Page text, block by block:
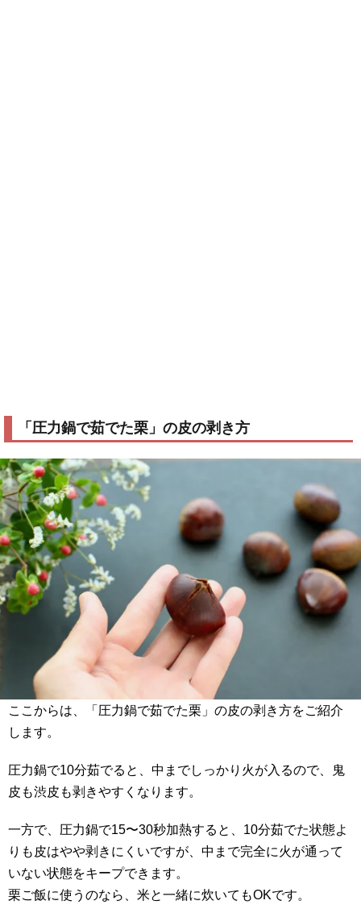
「圧力鍋で茹でた栗」の皮の剥き方
ここからは、「圧力鍋で茹でた栗」の皮の剥き方をご紹介
します。
圧力鍋で10分茹でると、中までしっかり火が入るので、鬼
皮も渋皮も剥きやすくなります。
一方で、圧力鍋で15〜30秒加熱すると、10分茹でた状態よ
りも皮はやや剥きにくいですが、中まで完全に火が通って
いない状態をキープできます。
栗ご飯に使うのなら、米と一緒に炊いてもOKです。